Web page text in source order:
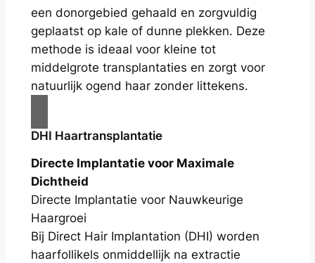
een donorgebied gehaald en zorgvuldig
geplaatst op kale of dunne plekken. Deze
methode is ideaal voor kleine tot
middelgrote transplantaties en zorgt voor
natuurlijk ogend haar zonder littekens.
DHI Haartransplantatie
Directe Implantatie voor Maximale
Dichtheid
Directe Implantatie voor Nauwkeurige
Haargroei
Bij Direct Hair Implantation (DHI) worden
haarfollikels onmiddellijk na extractie